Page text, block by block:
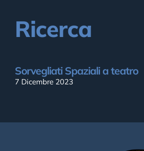
Ricerca
Sorvegliati Spaziali a teatro
7 Dicembre 2023